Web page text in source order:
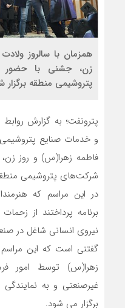
همزمان با سالروز
زن، جشنی با حضور
پتروشیمی منطقه برگزار
پترونفت؛ به گزارش
و خدمات صنایع
فاطمه زهرا(س) و روز
شرکت‌های پتروشیمی
در این مراسم که
برنامه پرداختند از
نیروی انسانی شاغل در
گفتنی است که این
زهرا(س) توسط امور
غیرصنعتی و به
برگزار می شود.